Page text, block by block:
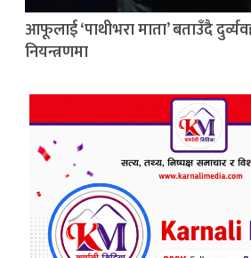
आफूलाई ‘पाथीभरा माता’ बताउँदै
नियन्त्रणमा